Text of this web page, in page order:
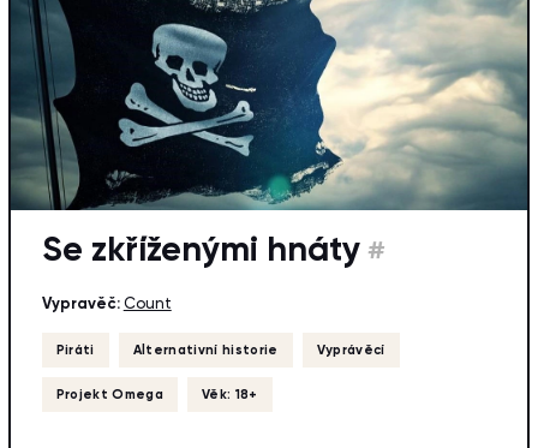
Se zkříženými hnáty #
Vypravěč: Count
Piráti Alternativní historie Vyprávěcí
Projekt Omega Věk: 18+